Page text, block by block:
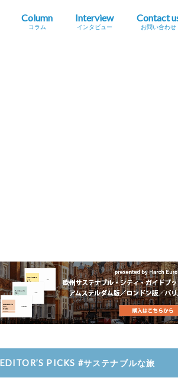
Column
コラム
Interview
インタビュー
Contact
お問い合わせ
EDITOR’S PICKS #サステナブルな旅